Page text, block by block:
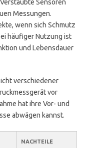
Sensoren
Messungen.
wenn sich Schmutz
häufiger Nutzung ist
und Lebensdauer
verschiedener
vor
hat ihre Vor- und
abwägen kannst.
NACHTEILE